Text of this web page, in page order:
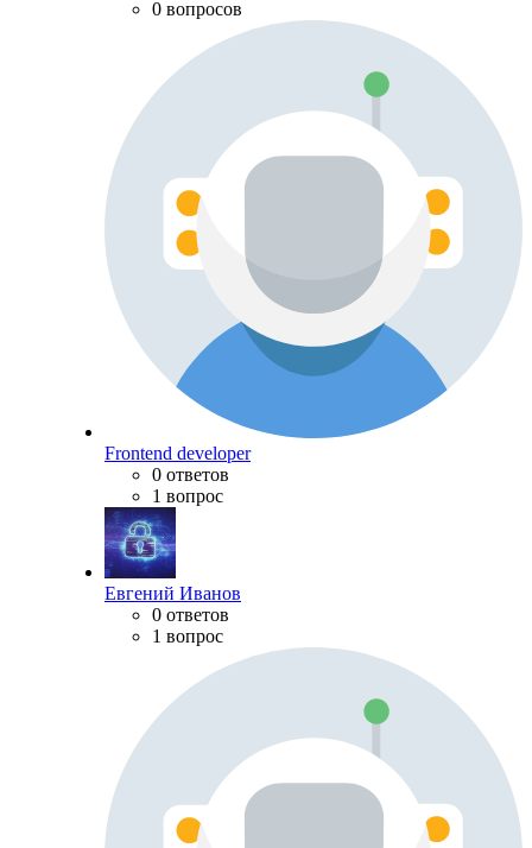
0 вопросов
Frontend developer
0 ответов
1 вопрос
Евгений Иванов
0 ответов
1 вопрос